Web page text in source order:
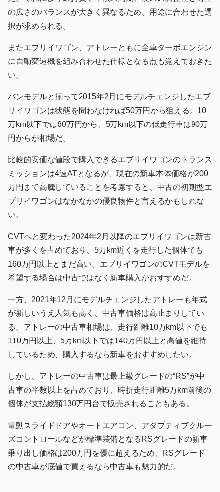
の広さのバランスが大きく異なるため、用途に合わせた選
択が求められる。
またエブリイワゴン、アトレーともに全車ターボエンジン
に自動変速機を組み合わせた仕様となる点も覚えておきた
い。
バンモデルと揃って2015年2月にモデルチェンジしたエブ
リイワゴンは状態を問わなければ50万円から狙える。10
万km以下では60万円から、5万km以下の低走行車は90万
円からが相場だ。
比較的安価な値段で購入できるエブリイワゴンのトランス
ミッションは4速ATとなるが、現在の新車本体価格が200
万円まで高騰していることを考慮すると、中古の初期型エ
ブリイワゴンはなかなかの優良物件と言えるかもしれな
い。
CVTへと変わった2024年2月以降のエブリイワゴンは新古
車が多くを占めており、5万km近くを走行した個体でも
160万円以上とまだ高い。エブリイワゴンのCVTモデルを
希望する場合は中古ではなく新車購入がおすすめだ。
一方、2021年12月にモデルチェンジしたアトレーも年式
が新しいうえ人気も高く、中古車価格は高止まりしてい
る。アトレーの中古車相場は、走行距離10万km以下でも
110万円以上、5万km以下では140万円以上と高値を維持
しているため、購入するなら新車をおすすめしたい。
しかし、アトレーの中古車は最上級グレードの“RS”が中
古車の半数以上を占めており、時折走行距離5万km前後の
個体が支払総額130万円台で販売されることもある。
電動スライドドアやオートエアコン、アダプティブクルー
ズコントロールなどが標準装備となるRSグレードの新車
乗り出し価格は200万円を優に超えるため、RSグレード
の中古車が底値で買えるなら中古車も魅力的だ。